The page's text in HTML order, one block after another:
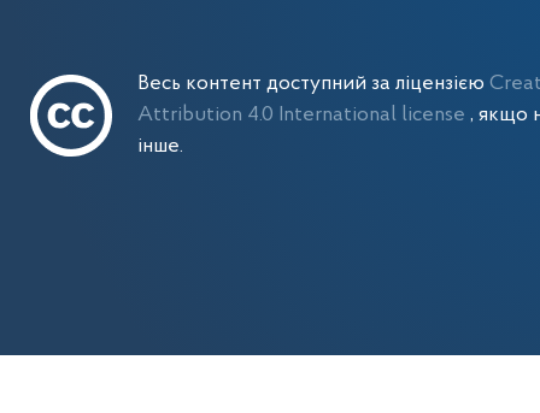
Весь контент доступний за ліцензією
Attribution 4.0 International license, якщо
інше.